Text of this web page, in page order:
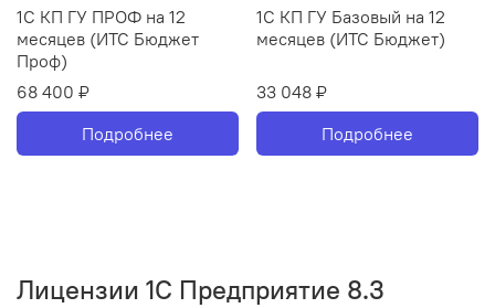
1С КП ГУ ПРОФ на 12
месяцев (ИТС Бюджет
Проф)
68 400 ₽
Подробнее
1С КП ГУ Базовый на 12
месяцев (ИТС Бюджет)
33 048 ₽
Подробнее
Лицензии 1С Предприятие 8.3